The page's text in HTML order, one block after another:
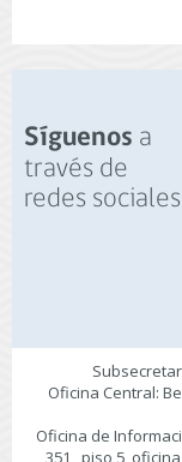
Síguenos a
través de
redes
Oficina Central:
Oficina de
351 , piso 5,